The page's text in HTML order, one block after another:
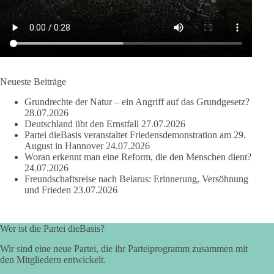
Investoren zu geraten.
Quelle:https://www.youtube.com/watch?v=1bw0gjFxu_w
#dieBasis #Wasserverbot #Propaganda #WEF
219 7 55
DieBasis
2 Tage(n) zuvor
Wusstest du, dass Kooperation in Sachfragen etwas anderes ist
als eine feste Koalition?
Regierungsverantwortung, feste Vereinbarungen und
dauerhafte Bindungen. Kooperation in Sachfragen bedeutet
dagegen: Ein Vorschlag wird einzeln geprüft.
Neueste Beiträge
Grundrechte der Natur – ein Angriff auf das Grundgesetz?
28.07.2026
Deutschland übt den Ernstfall 27.07.2026
Partei dieBasis veranstaltet Friedensdemonstration am 29.
August in Hannover 24.07.2026
Woran erkennt man eine Reform, die den Menschen dient?
24.07.2026
Freundschaftsreise nach Belarus: Erinnerung, Versöhnung
und Frieden 23.07.2026
Wer ist die Partei dieBasis?
Wir sind eine neue Partei, die ihr Parteiprogramm zusammen mit
den Mitgliedern entwickelt.